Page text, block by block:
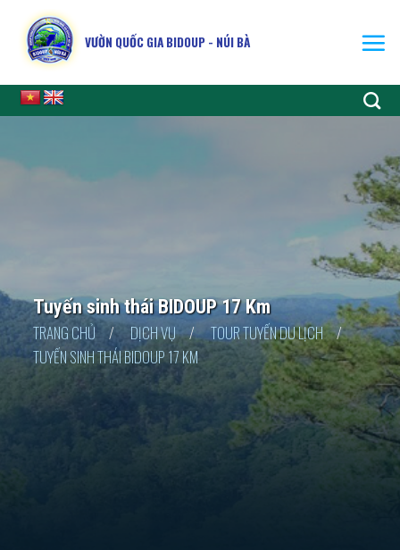
content
VƯỜN QUỐC GIA BIDOUP - NÚI BÀ
Tuyến sinh thái BIDOUP 17 Km
TRANG CHỦ
/ DỊCH VỤ / TOUR TUYẾN DU LỊCH /
TUYẾN SINH THÁI BIDOUP 17 KM